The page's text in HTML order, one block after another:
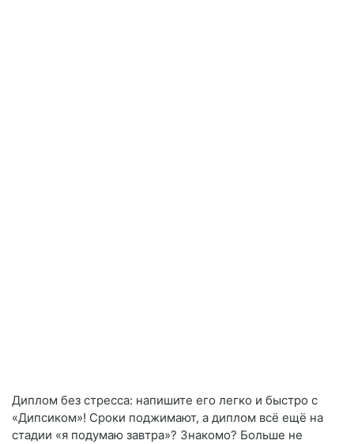
Диплом без стресса: напишите его легко и быстро с
«Дипсиком»! Сроки поджимают, а диплом всё ещё на
стадии «я подумаю завтра»? Знакомо? Больше не